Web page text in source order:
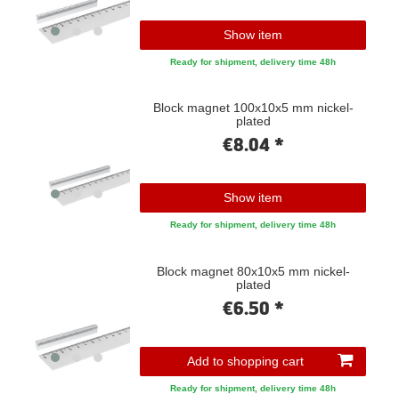
Show item
Ready for shipment, delivery time 48h
Block magnet 100x10x5 mm nickel-
plated
€8.04 *
Show item
Ready for shipment, delivery time 48h
Block magnet 80x10x5 mm nickel-
plated
€6.50 *
Add to shopping cart
Ready for shipment, delivery time 48h